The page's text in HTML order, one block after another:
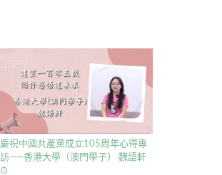
慶祝中國共產黨成立105周年心得專
訪——香港大學（澳門學子） 魏語軒
access_time